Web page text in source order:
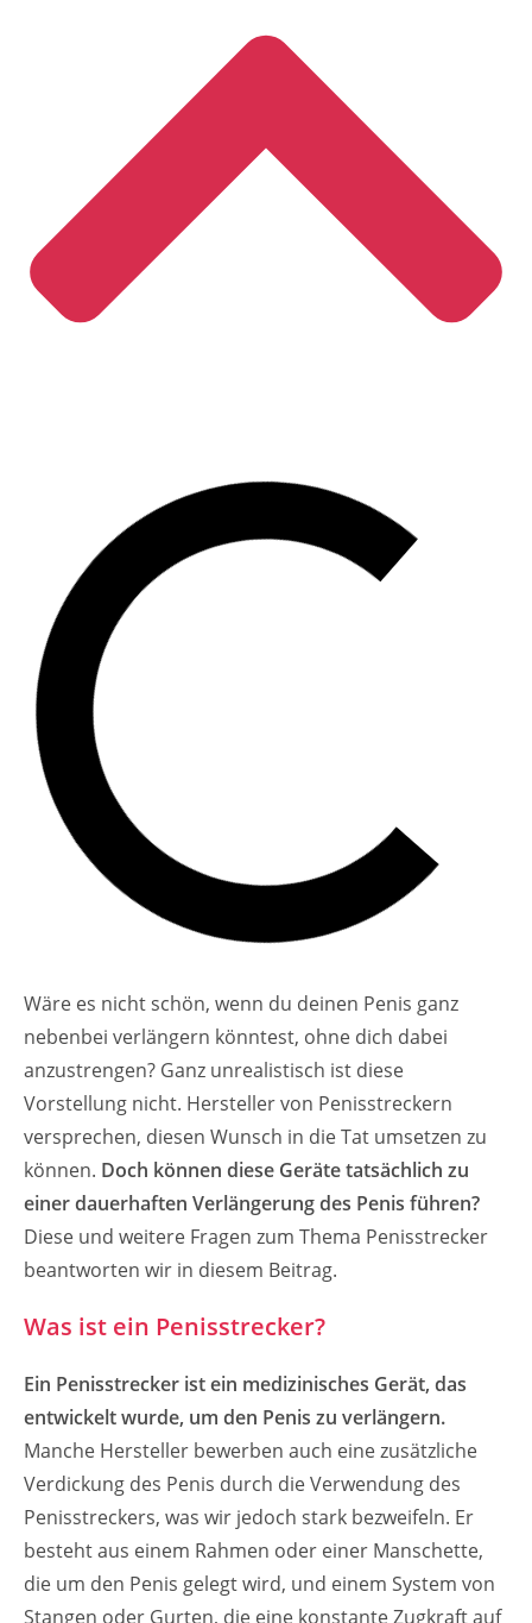
Wäre es nicht schön, wenn du deinen Penis ganz
nebenbei verlängern könntest, ohne dich dabei
anzustrengen? Ganz unrealistisch ist diese
Vorstellung nicht. Hersteller von Penisstreckern
versprechen, diesen Wunsch in die Tat umsetzen zu
können. Doch können diese Geräte tatsächlich zu
einer dauerhaften Verlängerung des Penis führen?
Diese und weitere Fragen zum Thema Penisstrecker
beantworten wir in diesem Beitrag.
Was ist ein Penisstrecker?
Ein Penisstrecker ist ein medizinisches Gerät, das
entwickelt wurde, um den Penis zu verlängern.
Manche Hersteller bewerben auch eine zusätzliche
Verdickung des Penis durch die Verwendung des
Penisstreckers, was wir jedoch stark bezweifeln. Er
besteht aus einem Rahmen oder einer Manschette,
die um den Penis gelegt wird, und einem System von
Stangen oder Gurten, die eine konstante Zugkraft auf